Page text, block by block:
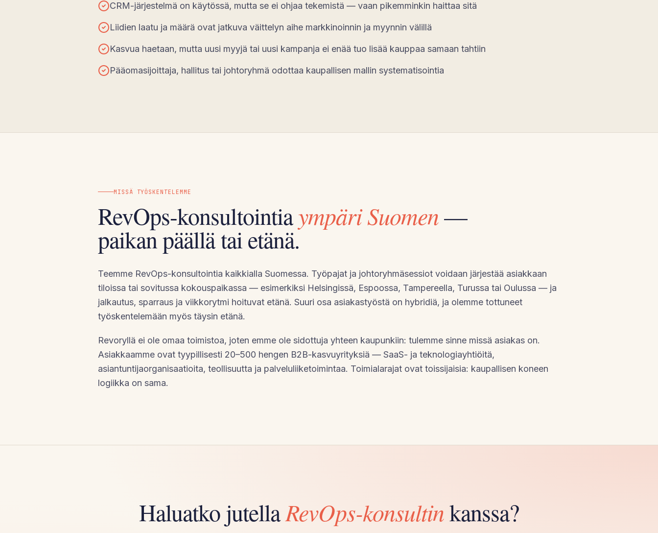
CRM-järjestelmä on käytössä, mutta se ei ohjaa tekemistä — vaan pikemminkin haittaa sitä
Liidien laatu ja määrä ovat jatkuva väittelyn aihe markkinoinnin ja myynnin välillä
Kasvua haetaan, mutta uusi myyjä tai uusi kampanja ei enää tuo lisää kauppaa samaan tahtiin
Pääomasijoittaja, hallitus tai johtoryhmä odottaa kaupallisen mallin systematisointia
MISSÄ TYÖSKENTELEMME
RevOps-konsultointiaympäri Suomen—
paikan päällä tai etänä.
Teemme RevOps-konsultointia kaikkialla Suomessa. Työpajat ja johtoryhmäsessiot voidaan järjestää asiakkaan
tiloissa tai sovitussa kokouspaikassa — esimerkiksi Helsingissä, Espoossa, Tampereella, Turussa tai Oulussa — ja
jalkautus, sparraus ja viikkorytmi hoituvat etänä. Suuri osa asiakastyöstä on hybridiä, ja olemme tottuneet
työskentelemään myös täysin etänä.
Revoryllä ei ole omaa toimistoa, joten emme ole sidottuja yhteen kaupunkiin: tulemme sinne missä asiakas on.
Asiakkaamme ovat tyypillisesti 20–500 hengen B2B-kasvuyrityksiä — SaaS- ja teknologiayhtiöitä,
asiantuntijaorganisaatioita, teollisuutta ja palveluliiketoimintaa. Toimialarajat ovat toissijaisia: kaupallisen koneen
logiikka on sama.
Haluatko jutellaRevOps-konsultinkanssa?